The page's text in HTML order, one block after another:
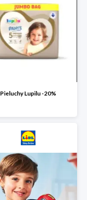
Pieluchy Lupilu -20%